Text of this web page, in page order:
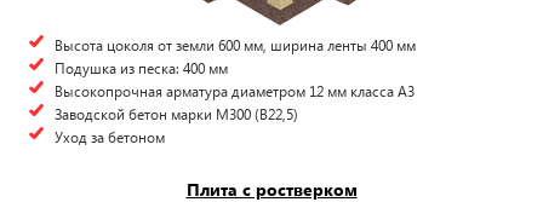
Высота цоколя от земли 600 мм, ширина ленты 400 мм
Подушка из песка: 400 мм
Высокопрочная арматура диаметром 12 мм класса А3
Заводской бетон марки М300 (B22,5)
Уход за бетоном
Плита с ростверком